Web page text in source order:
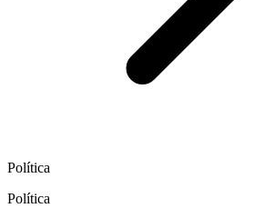
Política
Política